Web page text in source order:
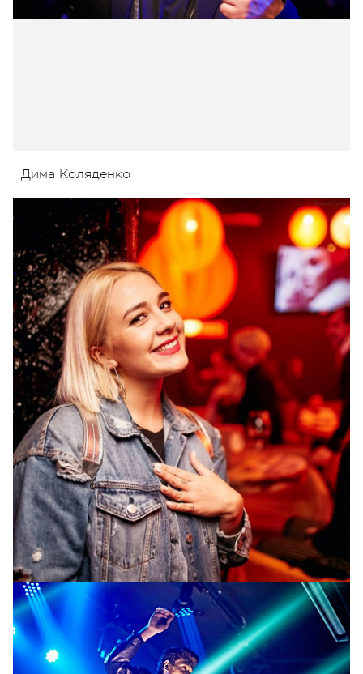
Дима Коляденко
Соня Сухорукова (The Erised)